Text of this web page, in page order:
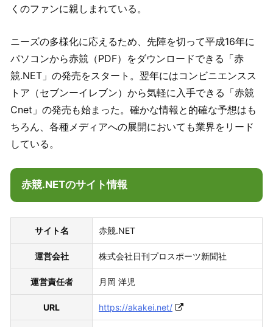
くのファンに親しまれている。
ニーズの多様化に応えるため、先陣を切って平成16年に
パソコンから赤競（PDF）をダウンロードできる「赤
競.NET」の発売をスタート。翌年にはコンビニエンスス
トア（セブンーイレブン）から気軽に入手できる「赤競
Cnet」の発売も始まった。確かな情報と的確な予想はも
ちろん、各種メディアへの展開においても業界をリード
している。
赤競.NETのサイト情報
サイト名 赤競.NET
運営会社 株式会社日刊プロスポーツ新聞社
運営責任者 月岡 洋児
URL https://akakei.net/